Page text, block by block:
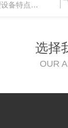
四川市政污水处理设备特点和运用范围：一、设备特点1.它可以埋在地下。设备上部可以种植花木和草坪，也可以设置在室内。2.对周围环境无影响，污泥产生量少，噪音低于二类地区标准。3.全自动控制，无需专业管理...
选择
OUR